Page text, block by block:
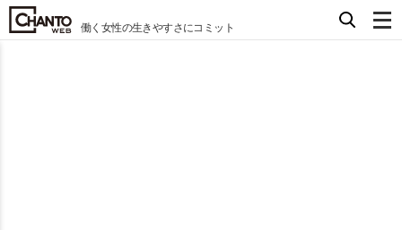
働く女性の生きやすさにコミット